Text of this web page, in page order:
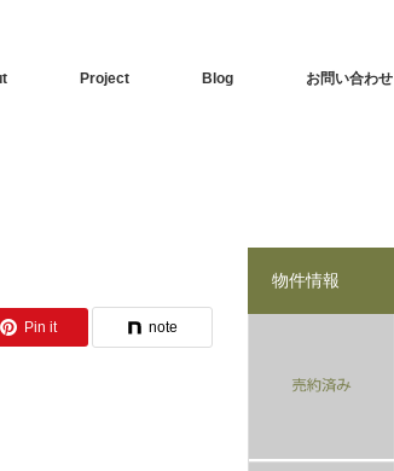
Project Blog お問い合わせ
Pin it note
物件情報